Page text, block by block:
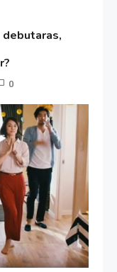
debutaras,
0